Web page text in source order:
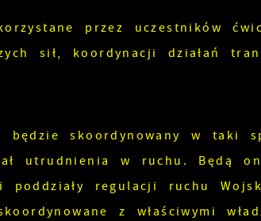
przez uczestników
sił, koordynacji działań
będzie skoordynowany w taki
utrudnienia w ruchu. Będą
poddziały regulacji ruchu
z właściwymi